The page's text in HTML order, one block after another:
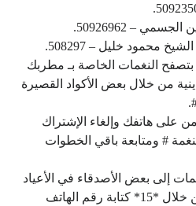
– 50926962.
محمود خليل – 508297.
النغمات الخاصة بـ مطربك
من خلال بعض الأكواد القصيرة
على هاتفك وإلغاء الإشتراك
*15* كود النغمة # ومتابعة باقي الخطوات
إلى بعض الأصدقاء في الأعياد
والمناسبات الخاصة من خلال *15* كتابة رقم الهاتف